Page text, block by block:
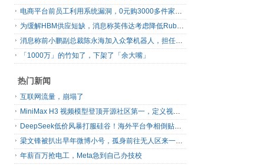
电商平台前员工利用系统漏洞，0元购3000多件家电！
为缓解HBM供应短缺，消息称英伟达考虑降低Rubin Ultra GPU配置
消息称前小鹏副总裁陈永海加入众擎机器人，担任运营总裁
「1000万」的竹知了，下架了「余大嘴」
热门新闻
互联网流量，崩塌了
MiniMax H3 视频模型登顶开源社区第一，定义视频模型领域“斩杀线”
DeepSeek低价风暴打服硅谷！海外平台争相倒贴V4 Flash
梁文锋被扒出早年微博小号，孤身前往无人区来一场相当 deep 的 seek 旅行
年薪百万抢电工，Meta急到自己办技校